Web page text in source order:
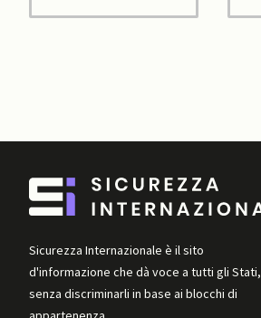
Sicurezza Internazionale è il sito
d'informazione che dà voce a tutti gli Stati,
senza discriminarli in base ai blocchi di